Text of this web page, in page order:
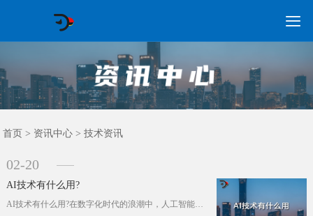

首页
GEO常见问题
GEO优化
海外GEO
网络营销
企业培训
软件开发
政策申报
资讯中心
关于我们
首页 > 资讯中心 >技术资讯
02-20
AI技术有什么用?
AI技术有什么用?在数字化时代的浪潮中，人工智能(AI)技术如同一股不可阻挡的潮流，正以其独特的力量深刻地改变着我们的世界。A···